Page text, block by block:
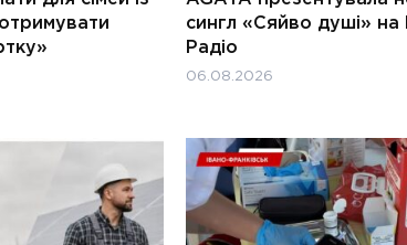
сингл «Сяйво душі» на
Радіо
06.08.2026